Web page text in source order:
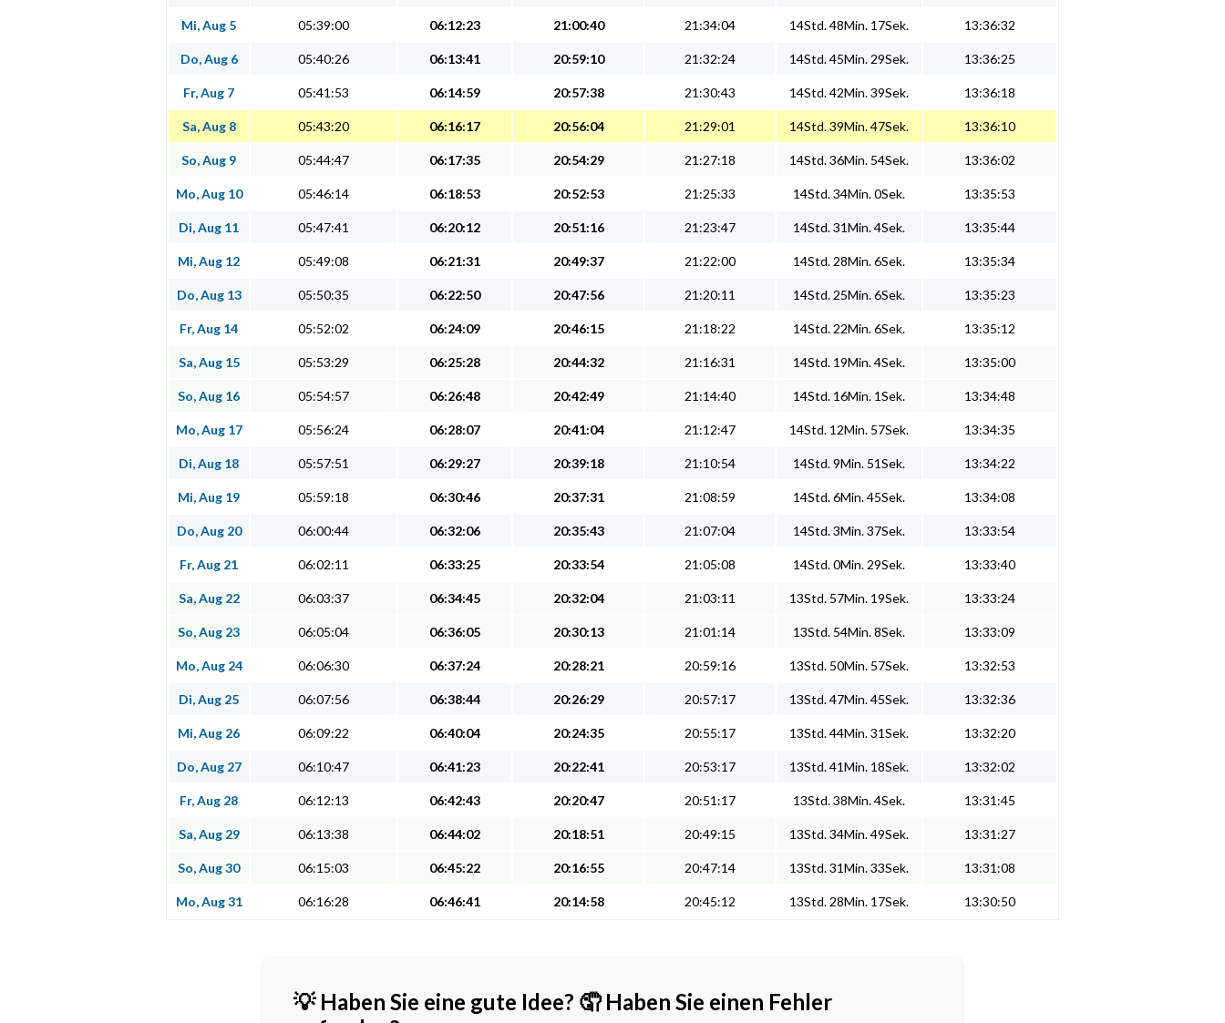
Mi, Aug 5 05:39:00 06:12:23 21:00:40 21:34:04 14Std. 48Min. 17Sek. 13:36:32
Do, Aug 6 05:40:26 06:13:41 20:59:10 21:32:24 14Std. 45Min. 29Sek. 13:36:25
Fr, Aug 7 05:41:53 06:14:59 20:57:38 21:30:43 14Std. 42Min. 39Sek. 13:36:18
Sa, Aug 8 05:43:20 06:16:17 20:56:04 21:29:01 14Std. 39Min. 47Sek. 13:36:10
So, Aug 9 05:44:47 06:17:35 20:54:29 21:27:18 14Std. 36Min. 54Sek. 13:36:02
Mo, Aug 10 05:46:14 06:18:53 20:52:53 21:25:33 14Std. 34Min. 0Sek. 13:35:53
Di, Aug 11 05:47:41 06:20:12 20:51:16 21:23:47 14Std. 31Min. 4Sek. 13:35:44
Mi, Aug 12 05:49:08 06:21:31 20:49:37 21:22:00 14Std. 28Min. 6Sek. 13:35:34
Do, Aug 13 05:50:35 06:22:50 20:47:56 21:20:11 14Std. 25Min. 6Sek. 13:35:23
Fr, Aug 14 05:52:02 06:24:09 20:46:15 21:18:22 14Std. 22Min. 6Sek. 13:35:12
Sa, Aug 15 05:53:29 06:25:28 20:44:32 21:16:31 14Std. 19Min. 4Sek. 13:35:00
So, Aug 16 05:54:57 06:26:48 20:42:49 21:14:40 14Std. 16Min. 1Sek. 13:34:48
Mo, Aug 17 05:56:24 06:28:07 20:41:04 21:12:47 14Std. 12Min. 57Sek. 13:34:35
Di, Aug 18 05:57:51 06:29:27 20:39:18 21:10:54 14Std. 9Min. 51Sek. 13:34:22
Mi, Aug 19 05:59:18 06:30:46 20:37:31 21:08:59 14Std. 6Min. 45Sek. 13:34:08
Do, Aug 20 06:00:44 06:32:06 20:35:43 21:07:04 14Std. 3Min. 37Sek. 13:33:54
Fr, Aug 21 06:02:11 06:33:25 20:33:54 21:05:08 14Std. 0Min. 29Sek. 13:33:40
Sa, Aug 22 06:03:37 06:34:45 20:32:04 21:03:11 13Std. 57Min. 19Sek. 13:33:24
So, Aug 23 06:05:04 06:36:05 20:30:13 21:01:14 13Std. 54Min. 8Sek. 13:33:09
Mo, Aug 24 06:06:30 06:37:24 20:28:21 20:59:16 13Std. 50Min. 57Sek. 13:32:53
Di, Aug 25 06:07:56 06:38:44 20:26:29 20:57:17 13Std. 47Min. 45Sek. 13:32:36
Mi, Aug 26 06:09:22 06:40:04 20:24:35 20:55:17 13Std. 44Min. 31Sek. 13:32:20
Do, Aug 27 06:10:47 06:41:23 20:22:41 20:53:17 13Std. 41Min. 18Sek. 13:32:02
Fr, Aug 28 06:12:13 06:42:43 20:20:47 20:51:17 13Std. 38Min. 4Sek. 13:31:45
Sa, Aug 29 06:13:38 06:44:02 20:18:51 20:49:15 13Std. 34Min. 49Sek. 13:31:27
So, Aug 30 06:15:03 06:45:22 20:16:55 20:47:14 13Std. 31Min. 33Sek. 13:31:08
Mo, Aug 31 06:16:28 06:46:41 20:14:58 20:45:12 13Std. 28Min. 17Sek. 13:30:50
💡 Haben Sie eine gute Idee? 🤦 Haben Sie einen Fehler